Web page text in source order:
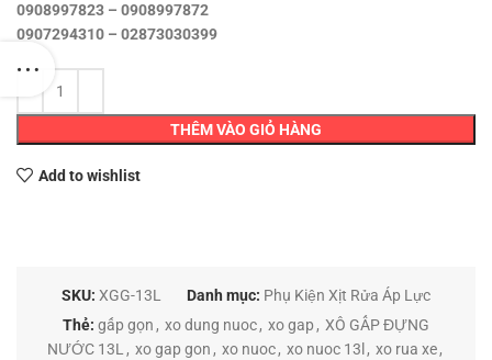
0908997823 – 0908997872
0907294310 – 02873030399
THÊM VÀO GIỎ HÀNG
Add to wishlist
SKU: XGG-13L Danh mục: Phụ Kiện Xịt Rửa Áp Lực
Thẻ: gấp gọn , xo dung nuoc, xo gap , XÔ GẤP ĐỰNG
NƯỚC 13L, xo gap gon , xo nuoc, xo nuoc 13l , xo rua xe,